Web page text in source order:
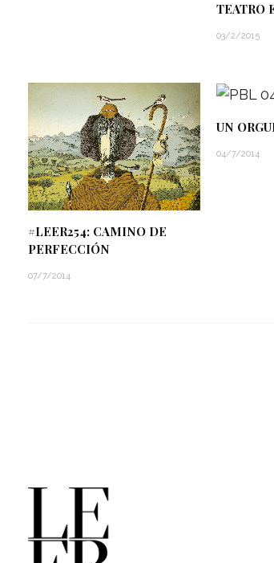
TEATRO
03/2/2015
#LEER254: CAMINO DE
PERFECCIÓN
07/7/2014
UN
04/7/2014